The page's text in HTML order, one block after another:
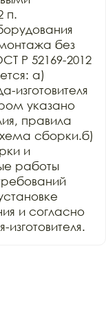
п.
без
Р 52169-2012
а)
изготовителя
указано
правила
сборки.б)
и
работы
и согласно